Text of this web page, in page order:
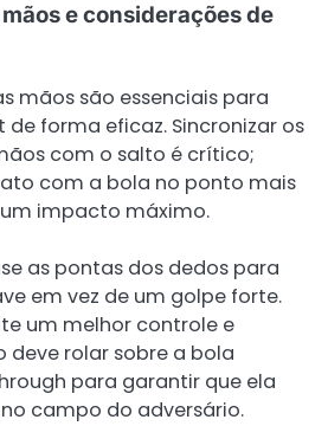
e considerações de
mãos são essenciais para
de forma eficaz. Sincronizar os
com o salto é crítico;
com a bola no ponto mais
impacto máximo.
as pontas dos dedos para
em vez de um golpe forte.
um melhor controle e
deve rolar sobre a bola
para garantir que ela
campo do adversário.